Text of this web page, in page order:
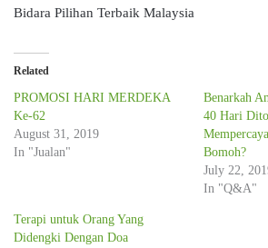
Bidara Pilihan Terbaik Malaysia
Related
PROMOSI HARI MERDEKA
Ke-62
August 31, 2019
In "Jualan"
Benarkah
40 Hari
Bomoh?
July 22,
In "Q&A"
Terapi untuk Orang Yang
Didengki Dengan Doa